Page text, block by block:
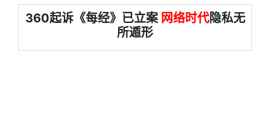
360起诉《每经》已立案 网络时代隐私无
所遁形